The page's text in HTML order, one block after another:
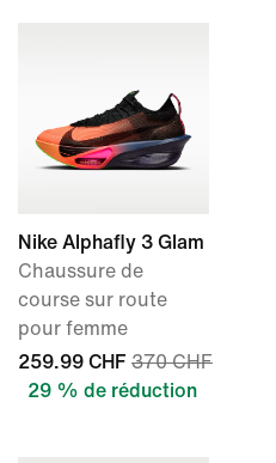
Nike Alphafly 3 Glam
Chaussure de
course sur route
pour femme
259.99 CHF 370 CHF
29 % de réduction